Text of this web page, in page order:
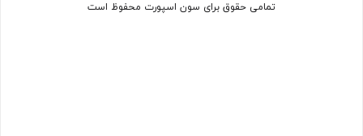
تمامی حقوق برای سون اسپورت محفوظ است